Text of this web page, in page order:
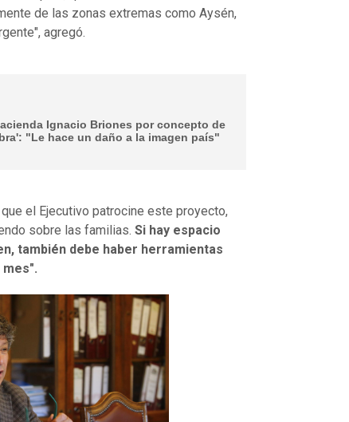
de las zonas extremas como Aysén,
agregó.
Ignacio Briones por concepto de
"Le hace un daño a la imagen país"
el Ejecutivo patrocine este proyecto,
sobre las familias. Si hay espacio
también debe haber herramientas
mes".